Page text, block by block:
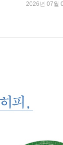
2026년 07월